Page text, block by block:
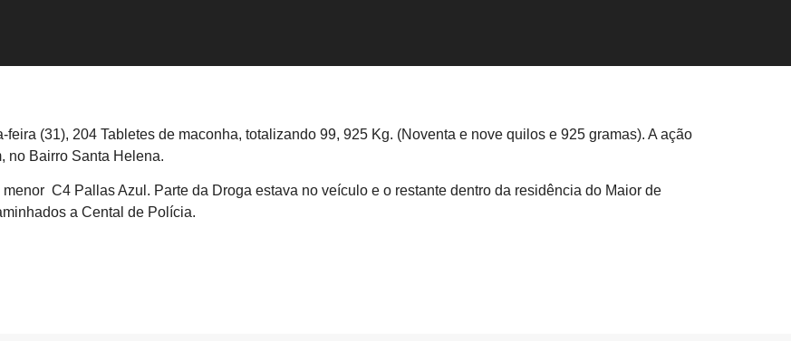
(31), 204 Tabletes de maconha, totalizando 99, 925 Kg. (Noventa e nove quilos e 925 gramas). A ação
no Bairro Santa Helena.
C4 Pallas Azul. Parte da Droga estava no veículo e o restante dentro da residência do Maior de
a Cental de Polícia.